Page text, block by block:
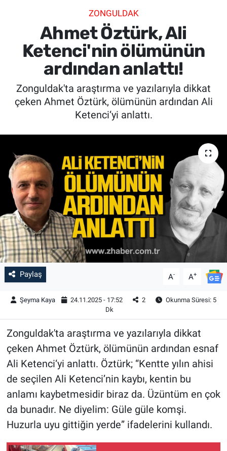
ZONGULDAK
Ahmet Öztürk, Ali
Ketenci'nin ölümünün
ardından anlattı!
Zonguldak'ta araştırma ve yazılarıyla dikkat
çeken Ahmet Öztürk, ölümünün ardından Ali
Ketenci‘yi anlattı.
Paylaş A- A+
Şeyma Kaya 24.11.2025 - 17:52 2
Okunma Süresi: 5
Dk
Zonguldak'ta araştırma ve yazılarıyla dikkat
çeken Ahmet Öztürk, ölümünün ardından esnaf
Ali Ketenci‘yi anlattı. Öztürk; “Kentte yılın ahisi
de seçilen Ali Ketenci’nin kaybı, kentin bu
anlamı kaybetmesidir biraz da. Üzüntüm en çok
da bunadır. Ne diyelim: Güle güle komşi.
Huzurla uyu gittiğin yerde” ifadelerini kullandı.
SPOR
SAĞLIK